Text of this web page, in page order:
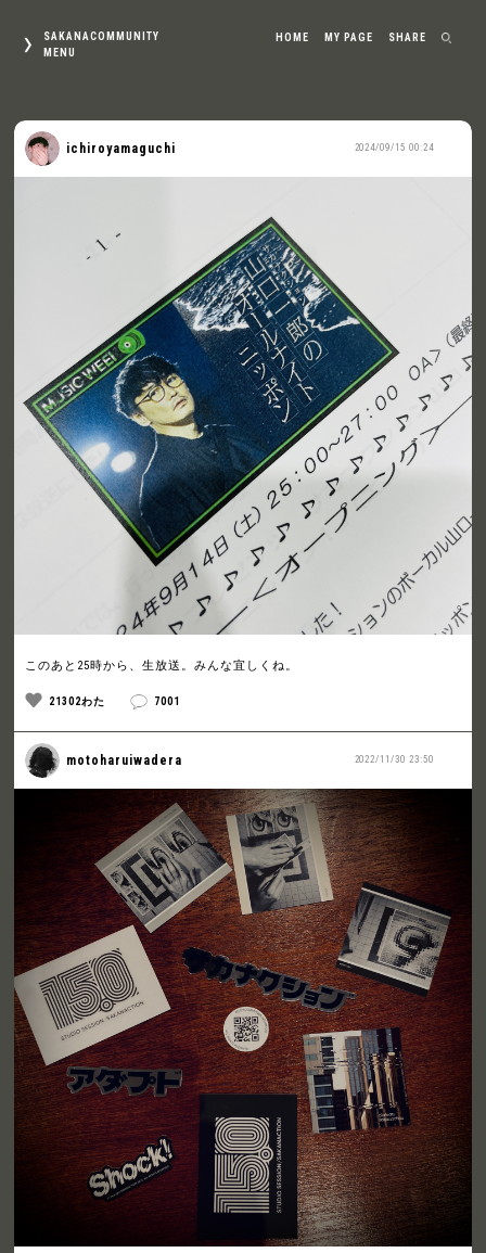
SAKANACOMMUNITY
MENU
HOME MY PAGE SHARE
2024/09/15 00:24
ichiroyamaguchi
このあと25時から、生放送。みんな宜しくね。
21302わた 7001
2022/11/30 23:50
motoharuiwadera